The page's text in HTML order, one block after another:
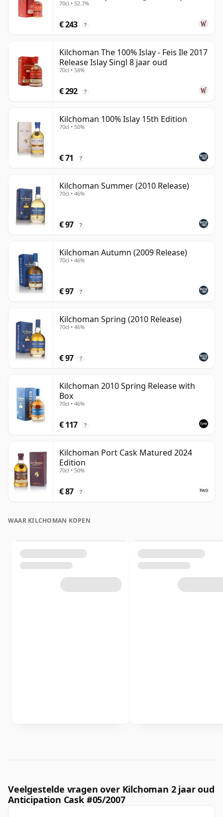
oud
70cl • 52.7%
€ 243 ?
Kilchoman The 100% Islay - Feis Ile 2017
Release Islay Singl 8 jaar oud
70cl • 58%
€ 292 ?
Kilchoman 100% Islay 15th Edition
70cl • 50%
€ 71 ?
Kilchoman Summer (2010 Release)
70cl • 46%
€ 97 ?
Kilchoman Autumn (2009 Release)
70cl • 46%
€ 97 ?
Kilchoman Spring (2010 Release)
70cl • 46%
€ 97 ?
Kilchoman 2010 Spring Release with
Box
70cl • 46%
€ 117 ?
Kilchoman Port Cask Matured 2024
Edition
70cl • 50%
€ 87 ?
WAAR KILCHOMAN KOPEN
Veelgestelde vragen over Kilchoman 2 jaar oud
Anticipation Cask #05/2007